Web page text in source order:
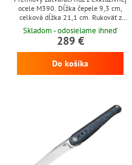
ocele M390. Dĺžka čepele 9,3 cm,
celková dĺžka 21,1 cm. Rukoväť z
fialového titánu. Poistka frame lock, klip
na zavesenie.
Skladom - odosielame ihneď
289 €
Do košíka